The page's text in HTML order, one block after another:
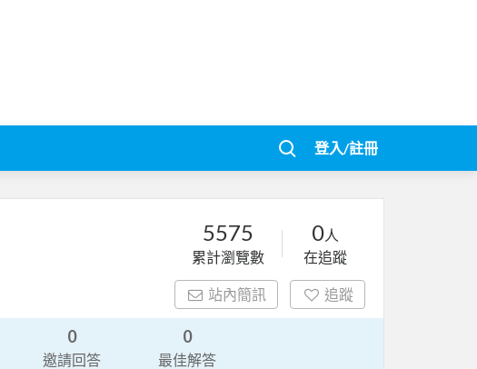
登入/註冊
5575
累計瀏覽數
0人
在追蹤
站內簡訊 追蹤
0
邀請回答
0
最佳解答